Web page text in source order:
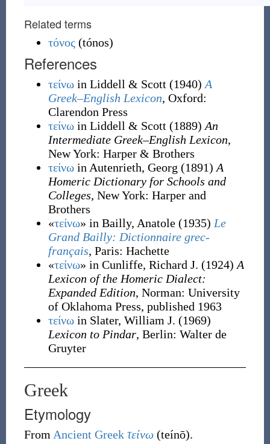
Related terms
τόνος (tónos)
References
τείνωin Liddell & Scott (1940) A
Greek–English Lexicon, Oxford:
Clarendon Press
τείνωin Liddell & Scott (1889) An
Intermediate Greek–English Lexicon,
New York: Harper & Brothers
τείνωin Autenrieth, Georg (1891) A
Homeric Dictionary for Schools and
Colleges, New York: Harper and
Brothers
«τείνω» in Bailly, Anatole (1935) Le
Grand Bailly: Dictionnaire grec-
français, Paris: Hachette
«τείνω» in Cunliffe, Richard J. (1924) A
Lexicon of the Homeric Dialect:
Expanded Edition, Norman: University
of Oklahoma Press, published 1963
τείνωin Slater, William J. (1969)
Lexicon to Pindar, Berlin: Walter de
Gruyter
Greek
Etymology
From Ancient Greek τείνω (teínō).